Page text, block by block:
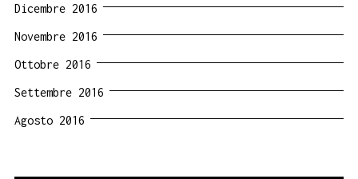
Dicembre 2016
Novembre 2016
Ottobre 2016
Settembre 2016
Agosto 2016